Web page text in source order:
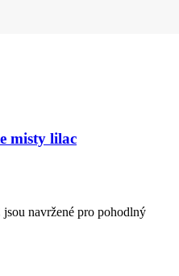
misty lilac
navržené pro pohodlný